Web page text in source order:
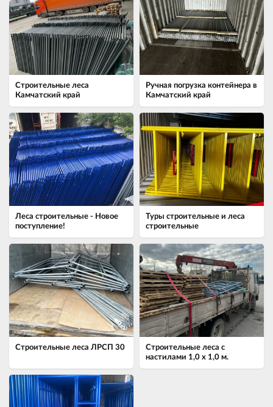
Строительные леса
Камчатский край
Ручная погрузка контейнера в
Камчатский край
Леса строительные - Новое
поступление!
Туры строительные и леса
строительные
Строительные леса ЛРСП 30
Строительные леса с
настилами 1,0 х 1,0 м.